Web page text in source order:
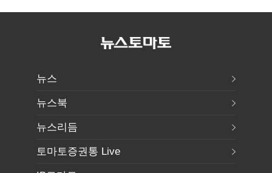
바로 매출로
3분의 1 토막…
비용부터 챙긴다
뒷걸음
뉴스
뉴스북
뉴스리듬
토마토증권통 Live